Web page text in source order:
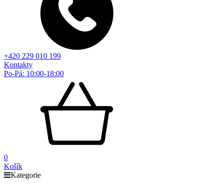
+420 229 010 199
Kontakty
Po-Pá: 10:00-18:00
0
Košík
Kategorie